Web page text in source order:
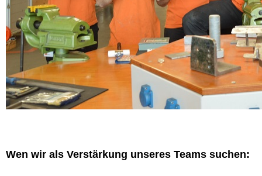
Wen wir als Verstärkung unseres Teams suchen: